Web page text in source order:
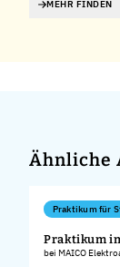
MEHR FINDEN
Ähnliche
Praktikum für
Praktikum
bei MAICO